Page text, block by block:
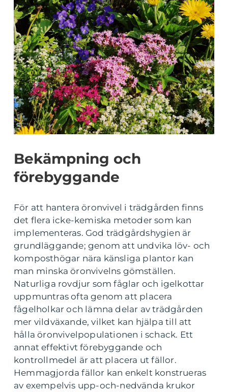
Bekämpning och
förebyggande
För att hantera öronvivel i trädgården finns
det flera icke-kemiska metoder som kan
implementeras. God trädgårdshygien är
grundläggande; genom att undvika löv- och
komposthögar nära känsliga plantor kan
man minska öronvivelns gömställen.
Naturliga rovdjur som fåglar och igelkottar
uppmuntras ofta genom att placera
fågelholkar och lämna delar av trädgården
mer vildväxande, vilket kan hjälpa till att
hålla öronvivelpopulationen i schack. Ett
annat effektivt förebyggande och
kontrollmedel är att placera ut fällor.
Hemmagjorda fällor kan enkelt konstrueras
av exempelvis upp-och-nedvända krukor